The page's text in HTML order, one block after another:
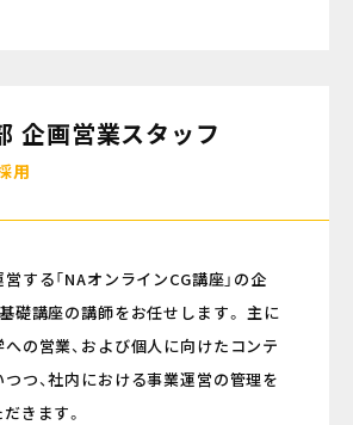
企画営業スタッフ
用
する「NAオンラインCG講座」の企
礎講座の講師をお任せします。 主に
の営業、および個人に向けたコンテ
つ、社内における事業運営の管理を
きます。